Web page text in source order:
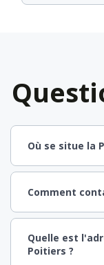
Où se situe la
Comment
Quelle est
Poitiers ?